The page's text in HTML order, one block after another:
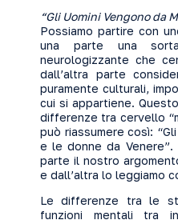
“Gli Uomini Vengono da
Possiamo partire con
una parte una
neurologizzante che
dall’altra parte
puramente culturali,
cui si appartiene.
differenze tra cervello
può riassumere così:
e le donne da Venere”.
parte il nostro
e dall’altra lo leggiamo
Le differenze tra le
funzioni mentali tra